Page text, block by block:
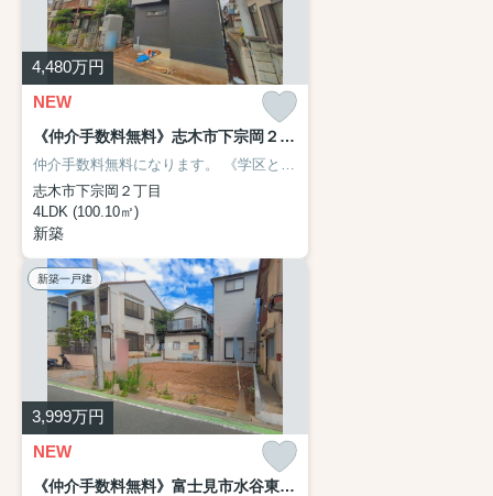
4,480万円
NEW
《仲介手数料無料》志木市下宗岡２丁目3-23新築一戸建て 全1戸
仲介手数料無料になります。 《学区と学校までの距離》
志木市下宗岡２丁目
4LDK (100.10㎡)
新築
新築一戸建
3,999万円
NEW
《仲介手数料無料》富士見市水谷東３丁目22-21新築一戸建てLIGARE 全1戸